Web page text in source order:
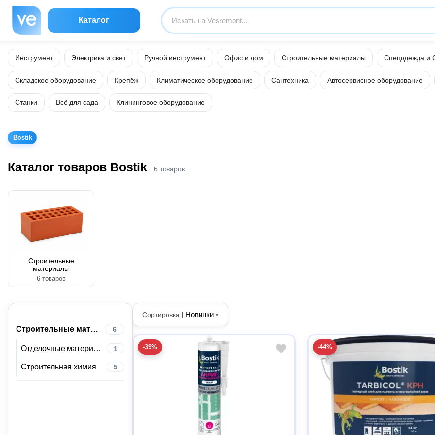
Каталог
Инструмент Электрика и свет Ручной инструмент Офис и дом Строительные материалы Спецодежда и
Складское оборудование Крепёж Климатическое оборудование Сантехника Автосервисное оборудование
Станки Всё для сада Клининговое оборудование
Bostik
Каталог товаров Bostik 6 товаров
Строительные
материалы
6 товаров
Строительные материалы 6
Отделочные материалы 1
Строительная химия 5
Сортировка | Новинки ▾
-39% -44%